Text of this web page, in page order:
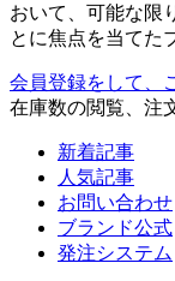
おいて、可能な限
とに焦点を当てた
会員登録をして、
在庫数の閲覧、注
新着記事
人気記事
お問い合わせ
ブランド公式
発注システム